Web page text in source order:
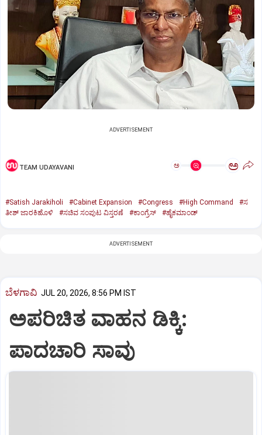
ADVERTISEMENT
TEAM UDAYAVANI ಅ ಅ
#Satish Jarakiholi #Cabinet Expansion #Congress #High Command
#ಸ
ತೀಶ್ ಜಾರಕಿಹೊಳಿ
#ಸಚಿವ ಸಂಪುಟ ವಿಸ್ತರಣೆ #ಕಾಂಗ್ರೆಸ್ #ಹೈಕಮಾಂಡ್
ADVERTISEMENT
ಬೆಳಗಾವಿ JUL 20, 2026, 8:56 PM IST
ಅಪರಿಚಿತ ವಾಹನ ಡಿಕ್ಕಿ:
ಪಾದಚಾರಿ ಸಾವು